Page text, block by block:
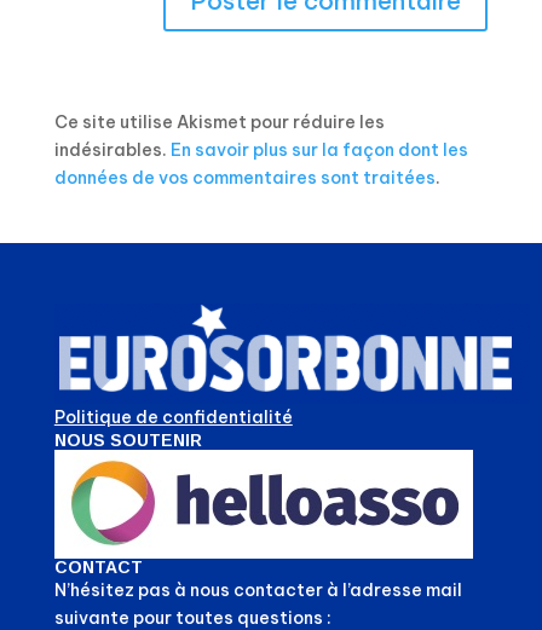
Ce site utilise Akismet pour réduire les
indésirables. En savoir plus sur la façon dont les
données de vos commentaires sont traitées.
Politique de confidentialité
NOUS SOUTENIR
CONTACT
N’hésitez pas à nous contacter à l’adresse mail
suivante pour toutes questions :